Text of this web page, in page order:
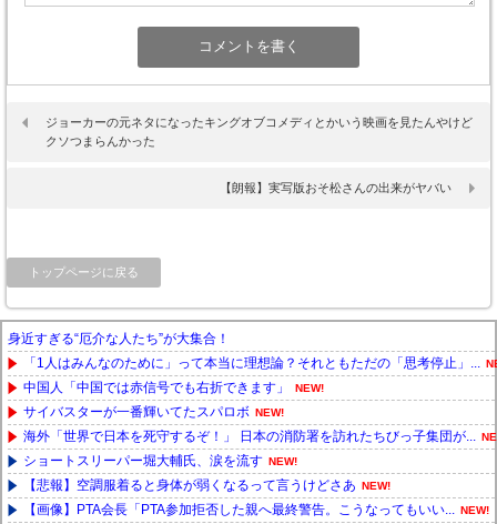
ジョーカーの元ネタになったキングオブコメディとかいう映画を見たんやけど
クソつまらんかった
【朗報】実写版おそ松さんの出来がヤバい
トップページに戻る
身近すぎる“厄介な人たち”が大集合！
「1人はみんなのために」って本当に理想論？それともただの「思考停止」...
中国人「中国では赤信号でも右折できます」 NEW!
サイバスターが一番輝いてたスパロボ NEW!
海外「世界で日本を死守するぞ！」 日本の消防署を訪れたちびっ子集団が...
ショートスリーパー堀大輔氏、涙を流す NEW!
【悲報】空調服着ると身体が弱くなるって言うけどさあ NEW!
【画像】PTA会長「PTA参加拒否した親へ最終警告。こうなってもいい... NEW!